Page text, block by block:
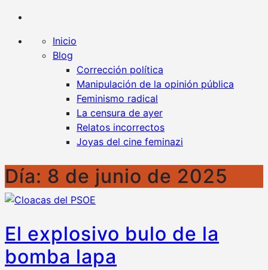
de censura
Inicio
Blog
Corrección política
Manipulación de la opinión pública
Feminismo radical
La censura de ayer
Relatos incorrectos
Joyas del cine feminazi
Día: 8 de junio de 2025
El explosivo bulo de la
bomba lapa